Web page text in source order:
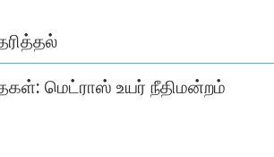
மெட்ராஸ் உயர் நீதிமன்றம்